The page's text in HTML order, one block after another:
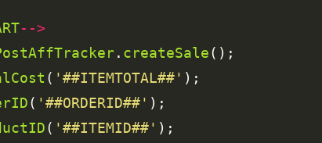
-->
. createSale
( '##ITEMTOTAL##'
( '##ORDERID##'
( '##ITEMID##'